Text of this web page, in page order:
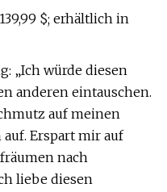
$; erhältlich in
„Ich würde diesen
anderen eintauschen.
auf meinen
Erspart mir auf
nach
liebe diesen